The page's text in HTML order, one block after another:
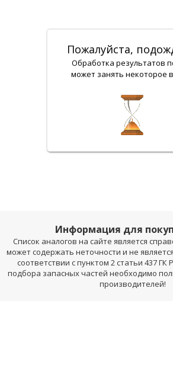
Пожалуйста,
Обработка результатов
может занять некоторое
Информация для
Список аналогов на сайте является
может содержать неточности и не
соответствии с пунктом 2 статьи 437
подбора запасных частей необходимо
производителей!